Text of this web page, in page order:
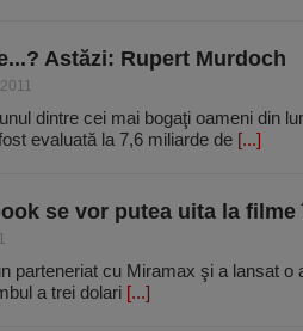
Astăzi: Rupert Murdoch
dintre cei mai bogaţi oameni din
evaluată la 7,6 miliarde de [...]
se vor putea uita la
parteneriat cu Miramax şi a lansat o
a trei dolari [...]